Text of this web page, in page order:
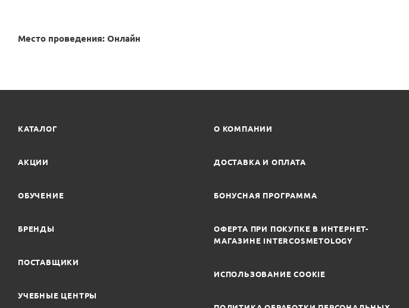
Место проведения: Онлайн
КАТАЛОГ
АКЦИИ
ОБУЧЕНИЕ
БРЕНДЫ
ПОСТАВЩИКИ
УЧЕБНЫЕ ЦЕНТРЫ
О КОМПАНИИ
ДОСТАВКА И ОПЛАТА
БОНУСНАЯ ПРОГРАММА
ОФЕРТА ПРИ ПОКУПКЕ В ИНТЕРНЕТ-
МАГАЗИНЕ INTERCOSMETOLOGY
ИСПОЛЬЗОВАНИЕ COOKIE